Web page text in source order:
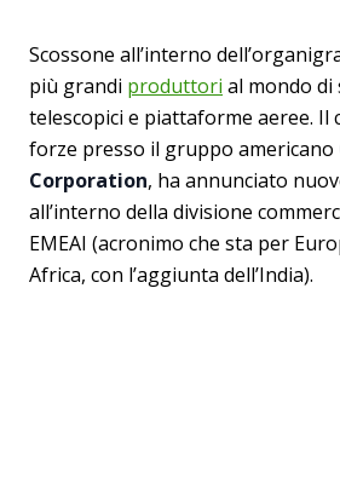
Scossone all’interno
più grandi produttori al mondo
telescopici e piattaforme aeree. Il
forze presso il gruppo americano
Corporation, ha annunciato
all’interno della divisione
EMEAI (acronimo che sta per
Africa, con l’aggiunta dell’India).